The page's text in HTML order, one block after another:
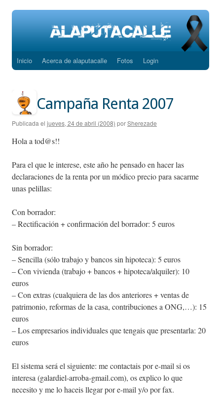
Saltar
contenido
Inicio Acerca de alaputacalle Fotos Login
Campaña Renta 2007
Publicada el jueves, 24 de abril (2008) porSherezade
Hola a tod@s!!
Para el que le interese, este año he pensado en hacer las
declaraciones de la renta por un módico precio para sacarme
unas pelillas:
Con borrador:
– Rectificación + confirmación del borrador: 5 euros
Sin borrador:
– Sencilla (sólo trabajo y bancos sin hipoteca): 5 euros
– Con vivienda (trabajo + bancos + hipoteca/alquiler): 10
euros
– Con extras (cualquiera de las dos anteriores + ventas de
patrimonio, reformas de la casa, contribuciones a ONG,…): 15
euros
– Los empresarios individuales que tengais que presentarla: 20
euros
El sistema será el siguiente: me contactais por e-mail si os
interesa (galardiel-arroba-gmail.com), os explico lo que
necesito y me lo haceis llegar por e-mail y/o por fax.